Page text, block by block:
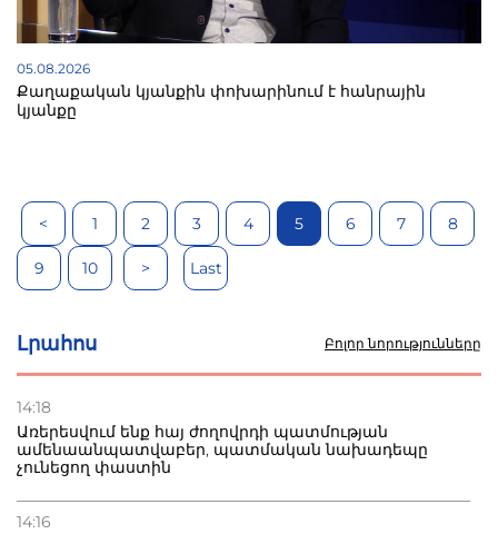
05.08.2026
Քաղաքական կյանքին փոխարինում է հանրային
կյանքը
< 1 2 3 4 5 6 7 8
9 10 > Last
Լրահոս Բոլոր նորությունները
14:18
Առերեսվում ենք հայ ժողովրդի պատմության
ամենաանպատվաբեր, պատմական նախադեպը
չունեցող փաստին
14:16